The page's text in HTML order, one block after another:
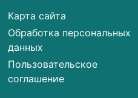
Карта сайта
Обработка персональных
данных
Пользовательское
соглашение